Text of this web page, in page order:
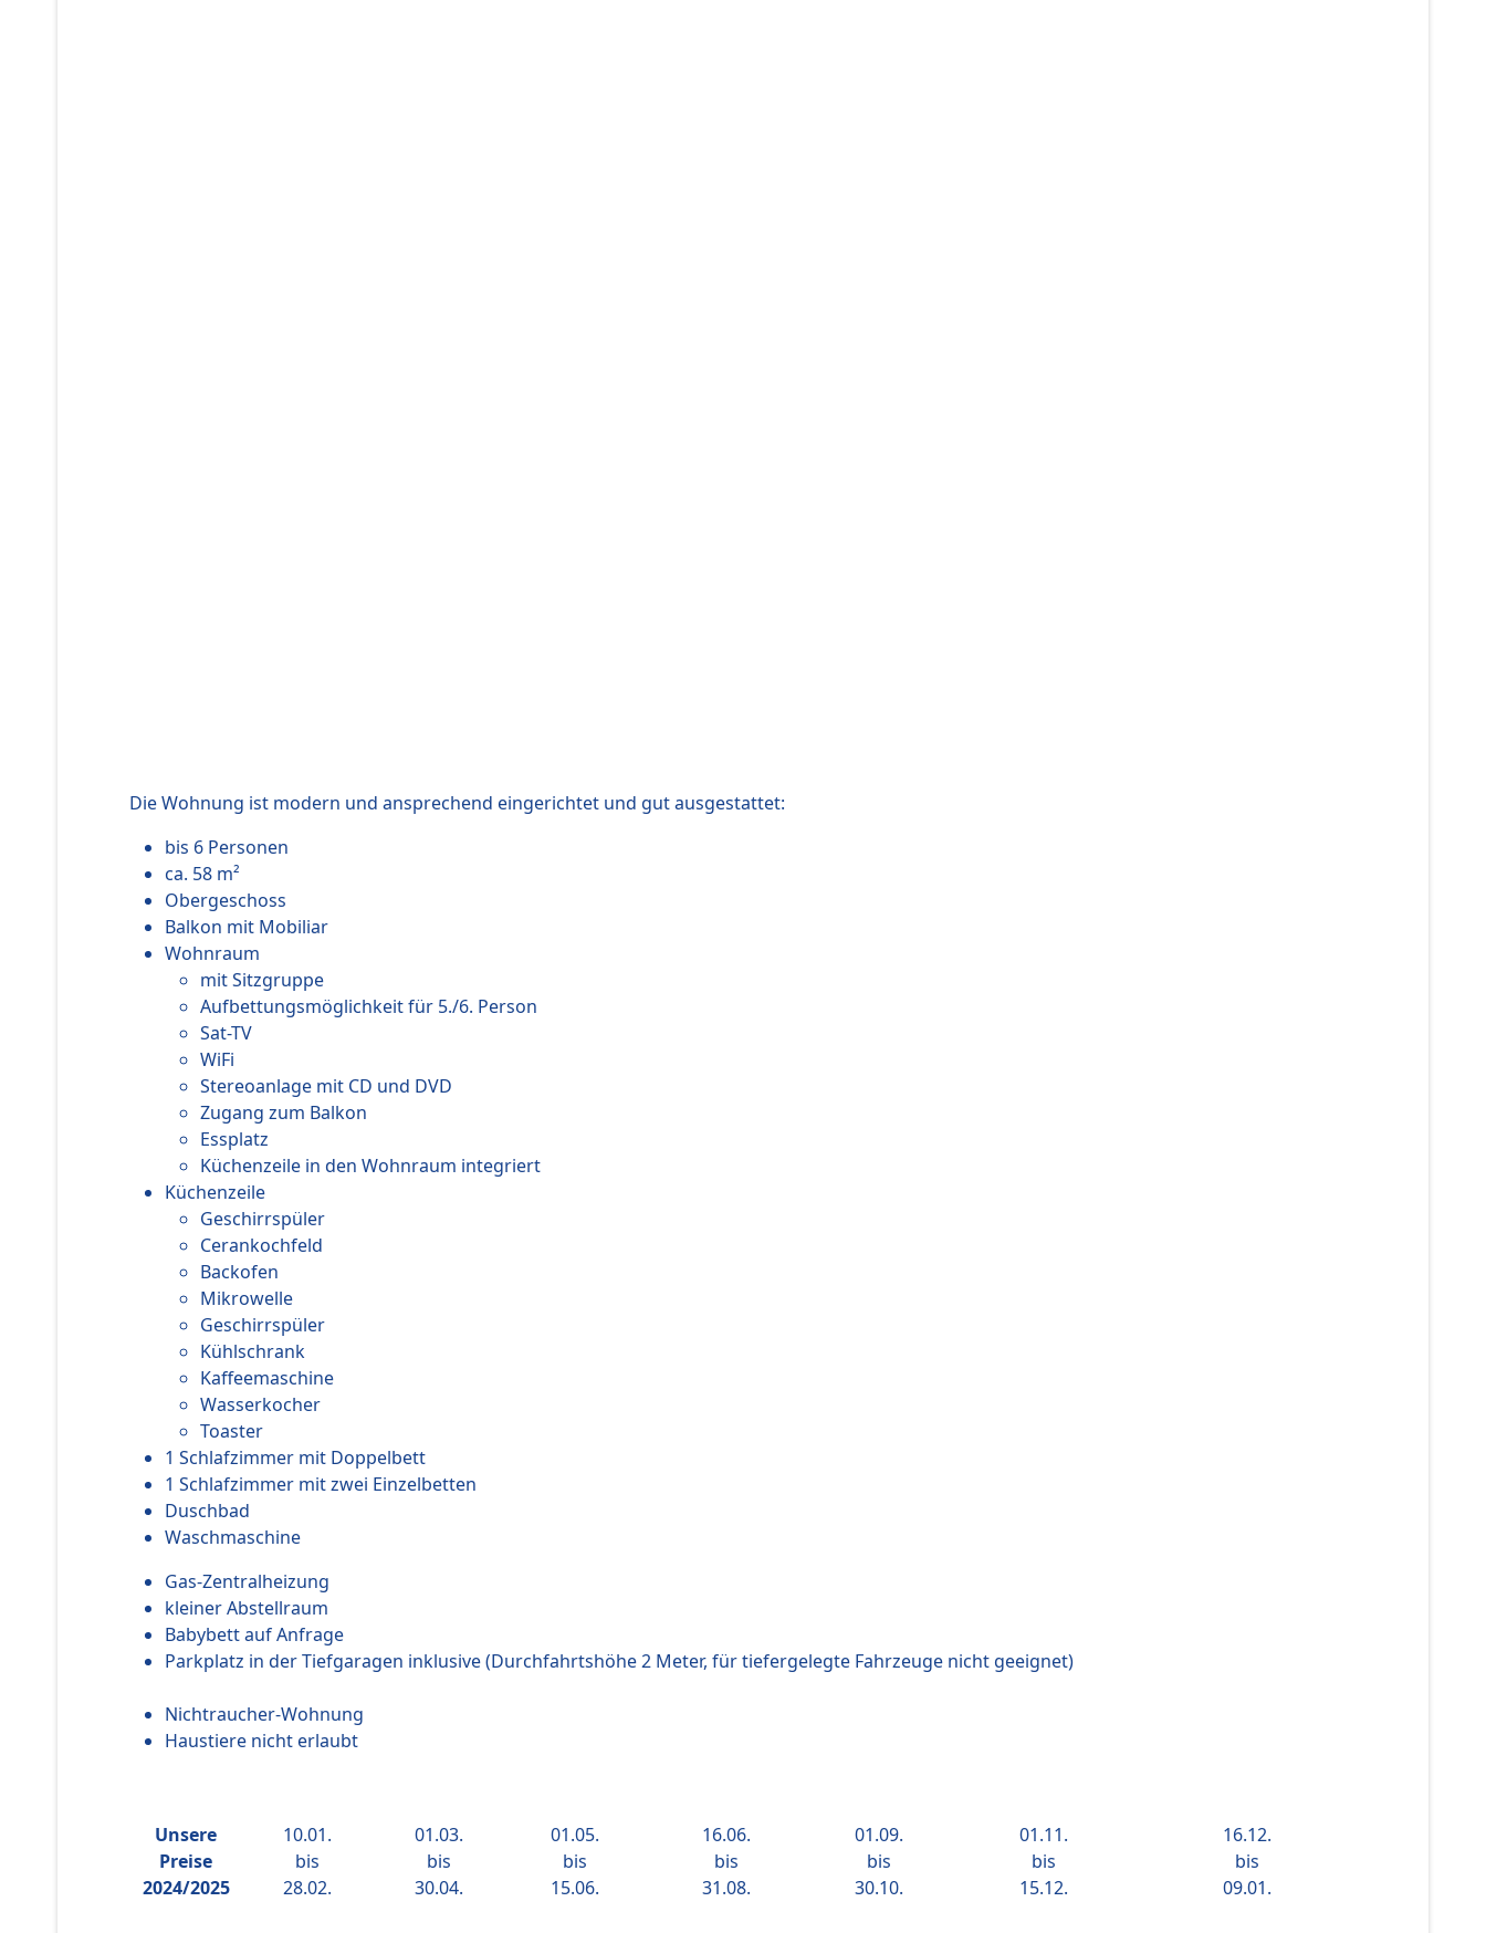
Die Wohnung ist modern und ansprechend eingerichtet und gut ausgestattet:
bis 6 Personen
ca. 58 m²
Obergeschoss
Balkon mit Mobiliar
Wohnraum
mit Sitzgruppe
Aufbettungsmöglichkeit für 5./6. Person
Sat-TV
WiFi
Stereoanlage mit CD und DVD
Zugang zum Balkon
Essplatz
Küchenzeile in den Wohnraum integriert
Küchenzeile
Geschirrspüler
Cerankochfeld
Backofen
Mikrowelle
Geschirrspüler
Kühlschrank
Kaffeemaschine
Wasserkocher
Toaster
1 Schlafzimmer mit Doppelbett
1 Schlafzimmer mit zwei Einzelbetten
Duschbad
Waschmaschine
Gas-Zentralheizung
kleiner Abstellraum
Babybett auf Anfrage
Parkplatz in der Tiefgaragen inklusive (Durchfahrtshöhe 2 Meter, für tiefergelegte Fahrzeuge nicht geeignet)
Nichtraucher-Wohnung
Haustiere nicht erlaubt
Unsere
Preise
2024/2025
10.01.
bis
28.02.
01.03.
bis
30.04.
01.05.
bis
15.06.
16.06.
bis
31.08.
01.09.
bis
30.10.
01.11.
bis
15.12.
16.12.
bis
09.01.